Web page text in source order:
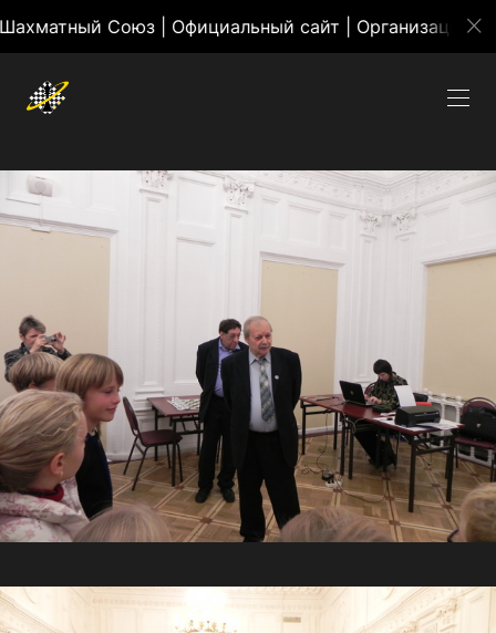
Союз | Официальный сайт | Организация